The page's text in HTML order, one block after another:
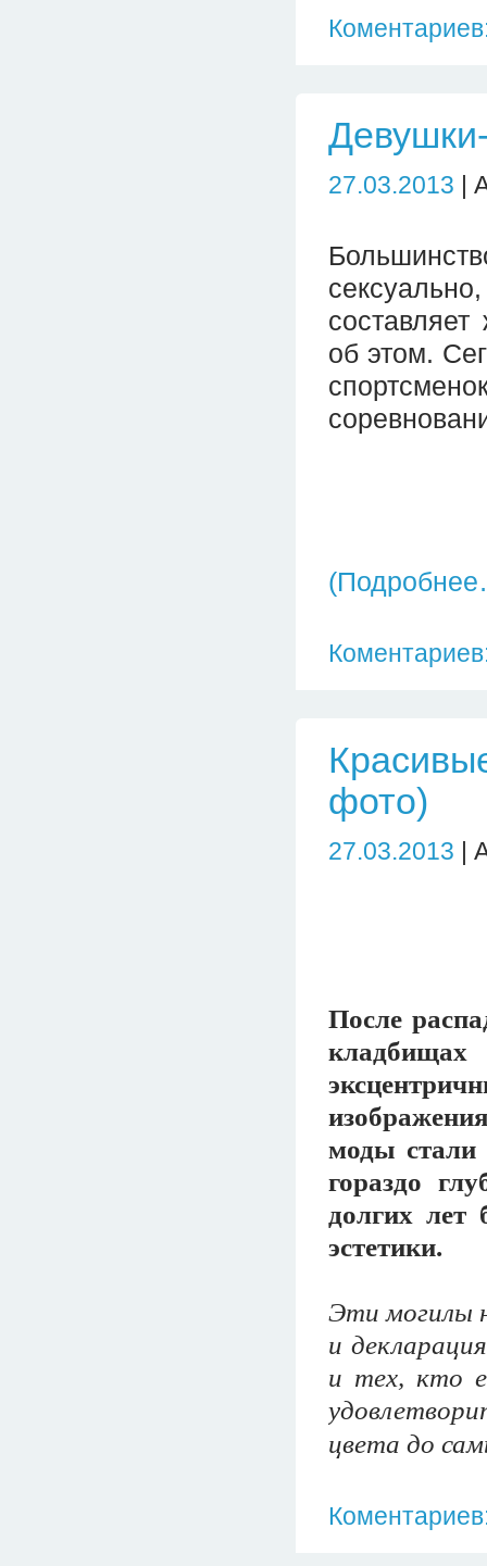
27.03.2013 |
об этом.
фото)
27.03.2013 |
После
моды стали
гораздо
долгих лет
эстетики.
Эти могилы
и
и тех, кто
цвета до